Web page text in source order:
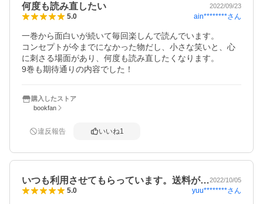
何度も読み直したい 2022/09/23
5.0 ain********さん
一巻から面白いが続いて毎回楽しんで読んでいます。
コンセプトが今までになかった物だし、小さな笑いと、心
に刺さる場面があり、何度も読み直したくなります。
9巻も期待通りの内容でした！
購入したストア
bookfan
違反報告 いいね1
いつも利用させてもらっています。送料が…2022/10/05
5.0 yuu********さん